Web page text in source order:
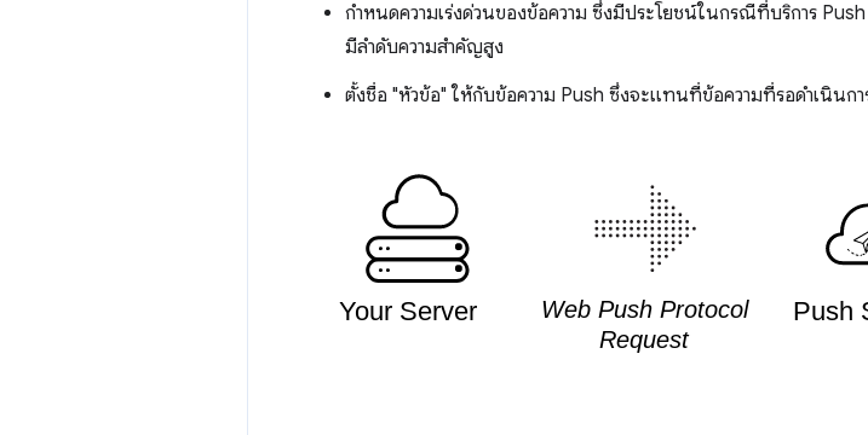
กำหนดความเร่งด่วนของข้อความ ซึ่งมีประโยชน์ในกรณีที่บริการ
มีลำดับความสำคัญสูง
ตั้งชื่อ "หัวข้อ" ให้กับข้อความ Push ซึ่งจะแทนที่ข้อความที่รอดำเนินก